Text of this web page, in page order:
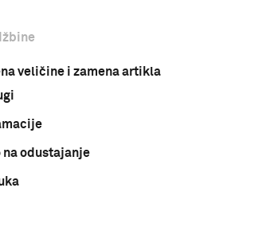
veličine i zamena artikla
na odustajanje